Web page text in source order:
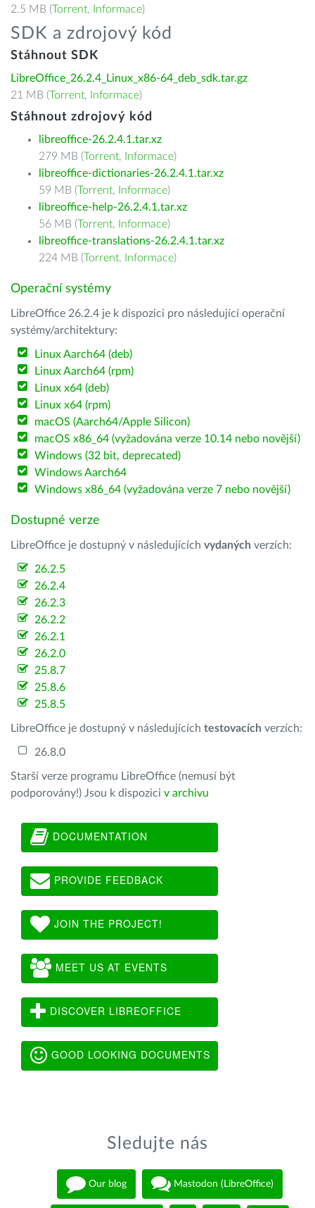
2.5 MB (Torrent, Informace)
SDK a zdrojový kód
Stáhnout SDK
LibreOffice_26.2.4_Linux_x86-64_deb_sdk.tar.gz
21 MB (Torrent, Informace)
Stáhnout zdrojový kód
libreoffice-26.2.4.1.tar.xz
279 MB (Torrent, Informace)
libreoffice-dictionaries-26.2.4.1.tar.xz
59 MB (Torrent, Informace)
libreoffice-help-26.2.4.1.tar.xz
56 MB (Torrent, Informace)
libreoffice-translations-26.2.4.1.tar.xz
224 MB (Torrent, Informace)
Operační systémy
LibreOffice 26.2.4 je k dispozici pro následující operační
systémy/architektury:
Linux Aarch64 (deb)
Linux Aarch64 (rpm)
Linux x64 (deb)
Linux x64 (rpm)
macOS (Aarch64/Apple Silicon)
macOS x86_64 (vyžadována verze 10.14 nebo novější)
Windows (32 bit, deprecated)
Windows Aarch64
Windows x86_64 (vyžadována verze 7 nebo novější)
Dostupné verze
LibreOffice je dostupný v následujících vydaných verzích:
26.2.5
26.2.4
26.2.3
26.2.2
26.2.1
26.2.0
25.8.7
25.8.6
25.8.5
LibreOffice je dostupný v následujících testovacích verzích:
26.8.0
Starší verze programu LibreOffice (nemusí být
podporovány!) Jsou k dispozici v archivu
DOCUMENTATION
PROVIDE FEEDBACK
JOIN THE PROJECT!
MEET US AT EVENTS
DISCOVER LIBREOFFICE
GOOD LOOKING DOCUMENTS
Sledujte nás
Our blog Mastodon (LibreOffice)